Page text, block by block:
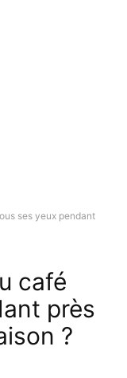
ses yeux pendant
café
près
?